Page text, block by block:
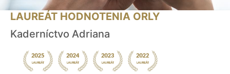
LAUREÁT HODNOTENIA ORLY
Kaderníctvo Adriana